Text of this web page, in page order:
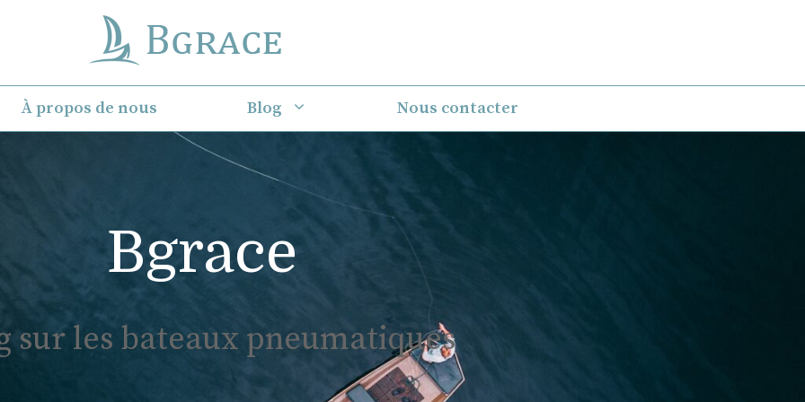
À propos de nous Blog Nous contacter
Bgrace
sur les bateaux pneumatiques